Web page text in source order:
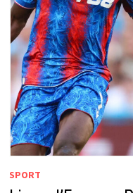
SPORT